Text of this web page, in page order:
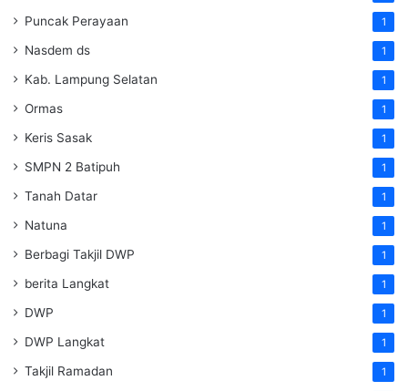
Puncak Perayaan 1
Nasdem ds 1
Kab. Lampung Selatan 1
Ormas 1
Keris Sasak 1
SMPN 2 Batipuh 1
Tanah Datar 1
Natuna 1
Berbagi Takjil DWP 1
berita Langkat 1
DWP 1
DWP Langkat 1
Takjil Ramadan 1